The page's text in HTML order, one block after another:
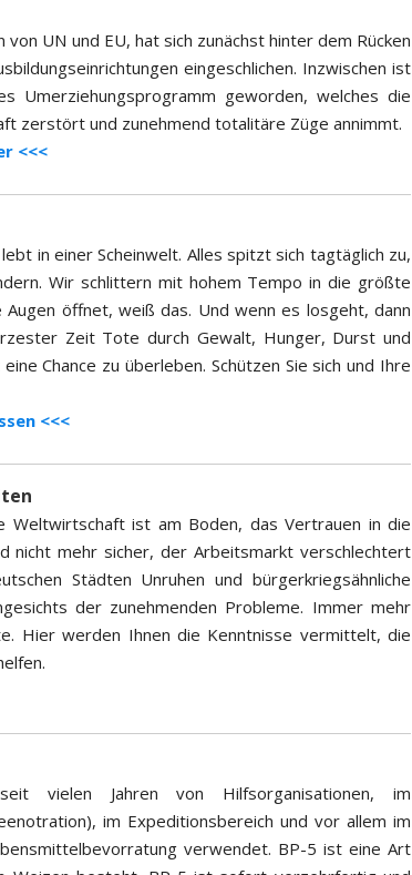
UN und EU, hat sich zunächst hinter dem Rücken
eingeschlichen. Inzwischen ist
Umerziehungsprogramm geworden, welches die
zerstört und zunehmend totalitäre Züge annimmt.
<<<
in einer Scheinwelt. Alles spitzt sich tagtäglich zu,
Wir schlittern mit hohem Tempo in die größte
öffnet, weiß das. Und wenn es losgeht, dann
Zeit Tote durch Gewalt, Hunger, Durst und
Chance zu überleben. Schützen Sie sich und Ihre
<<<
ist am Boden, das Vertrauen in die
nicht mehr sicher, der Arbeitsmarkt verschlechtert
Städten Unruhen und bürgerkriegsähnliche
der zunehmenden Probleme. Immer mehr
Hier werden Ihnen die Kenntnisse vermittelt, die
vielen Jahren von Hilfsorganisationen, im
im Expeditionsbereich und vor allem im
verwendet. BP-5 ist eine Art